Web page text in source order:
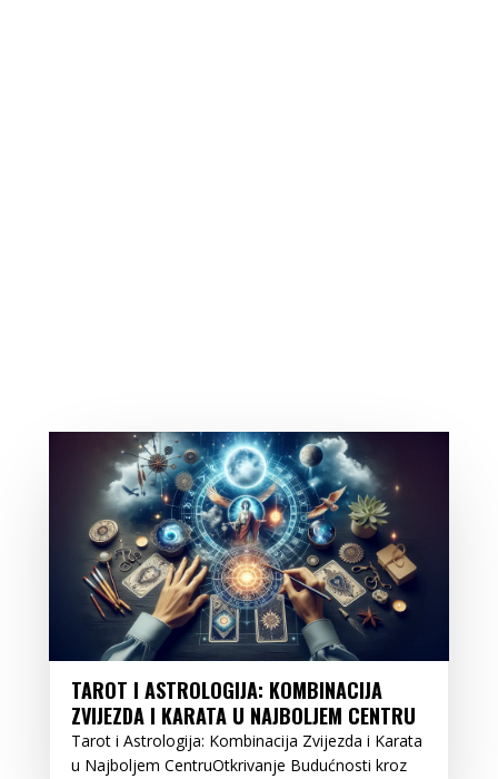
TAROT I ASTROLOGIJA: KOMBINACIJA
ZVIJEZDA I KARATA U NAJBOLJEM CENTRU
Tarot i Astrologija: Kombinacija Zvijezda i Karata
u Najboljem CentruOtkrivanje Budućnosti kroz